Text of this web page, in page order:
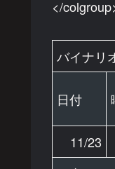
</
バイナリ
日付
11/23